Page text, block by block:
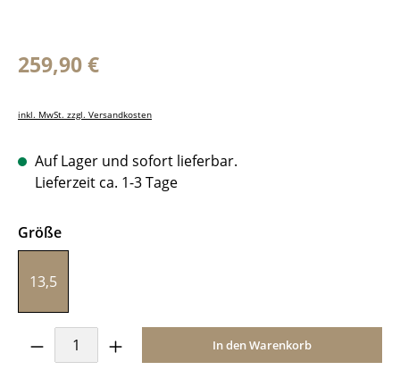
Regulärer Preis:
259,90 €
inkl. MwSt. zzgl. Versandkosten
Auf Lager und sofort lieferbar.
Lieferzeit ca. 1-3 Tage
Größeauswählen
13,5
Produkt Anzahl: Gib den gewünschten
In den Warenkorb